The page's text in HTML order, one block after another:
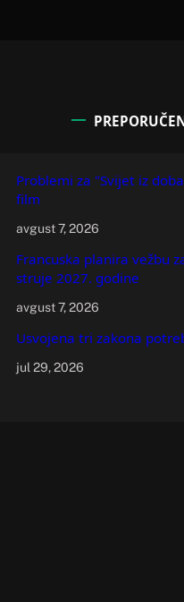
Problemi za "Svijet iz
film
avgust 7, 2026
Francuska planira vežbu
struje 2027. godine
avgust 7, 2026
Usvojena tri zakona
jul 29, 2026